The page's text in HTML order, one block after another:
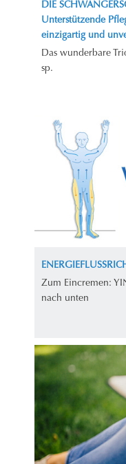
DIE
Unterstützende
einzigartig und
Das wunderbare
sp.
Zum Eincremen:
nach unten